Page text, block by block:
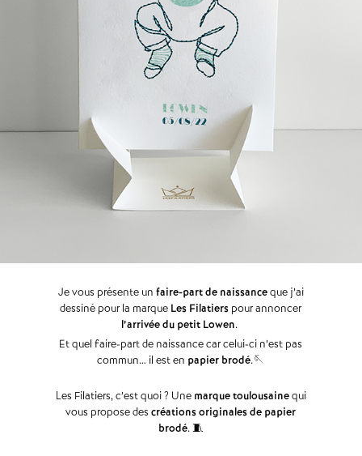
Je vous présente un faire-part de naissanceque j’ai
dessiné pour la marque Les Filatiers pour annoncer
l’arrivée du petit Lowen.
Et quel faire-part de naissance car celui-ci n’est pas
commun… il est en papier brodé.🪡
Les Filatiers, c’est quoi ? Une marque toulousainequi
vous propose descréations originales de papier
brodé. 🧵